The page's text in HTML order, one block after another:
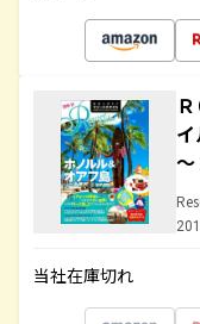
～
当社在庫切れ